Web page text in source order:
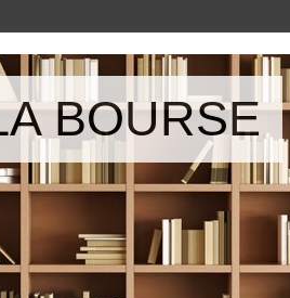
BOURSE